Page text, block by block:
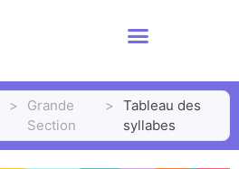
>
Grande
Section
>
Tableau des
syllabes